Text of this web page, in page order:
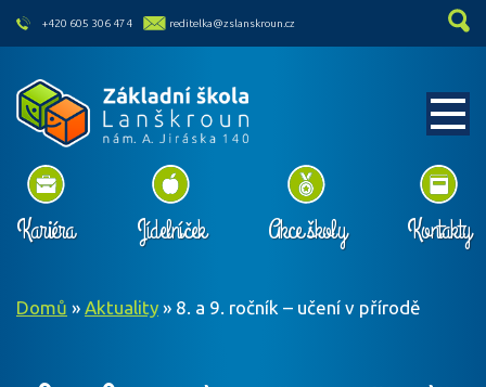
skip to main content
+420 605 306 474 reditelka@zslanskroun.cz
Kariéra Jídelníček Akce školy Kontakty
Domů » Aktuality » 8. a 9. ročník – učení v přírodě